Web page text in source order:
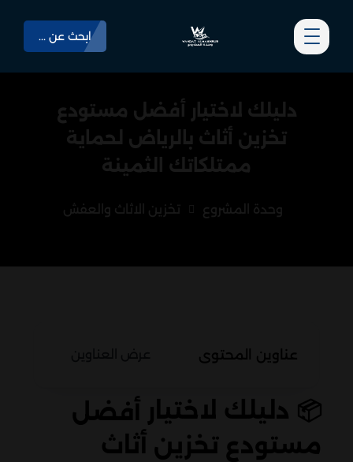
ابحث عن ...
دليلك لاختيار أفضل مستودع
تخزين أثاث بالرياض لحماية
ممتلكاتك الثمينة
وحدة المشروع تخزين الاثاث والعفش
عناوين المحتوى
📦 دليلك لاختيار أفضل
مستودع تخزين أثاث